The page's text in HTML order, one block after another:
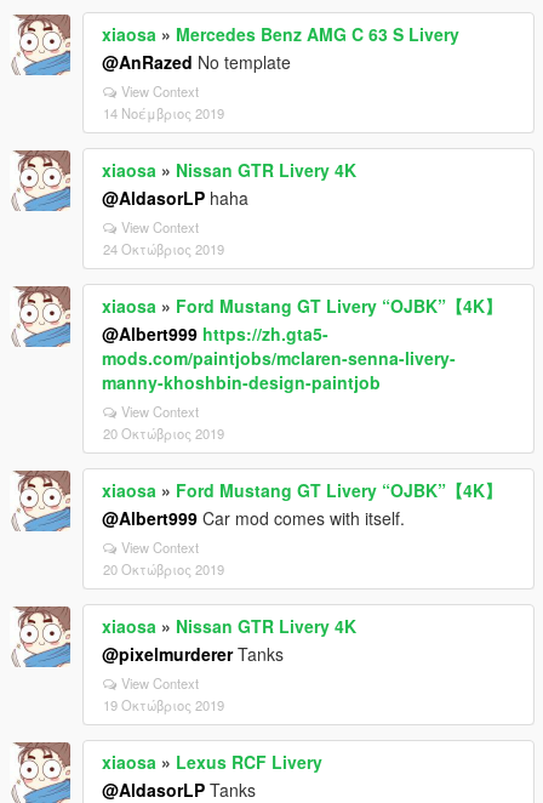
xiaosa » Mercedes Benz AMG C 63 S Livery
@AnRazed No template
View Context
14 Νοέμβριος 2019
xiaosa » Nissan GTR Livery 4K
@AldasorLP haha
View Context
24 Οκτώβριος 2019
xiaosa » Ford Mustang GT Livery “OJBK”【4K】
@Albert999 https://zh.gta5-
mods.com/paintjobs/mclaren-senna-livery-
manny-khoshbin-design-paintjob
View Context
20 Οκτώβριος 2019
xiaosa » Ford Mustang GT Livery “OJBK”【4K】
@Albert999 Car mod comes with itself.
View Context
20 Οκτώβριος 2019
xiaosa » Nissan GTR Livery 4K
@pixelmurdererTanks
View Context
19 Οκτώβριος 2019
xiaosa » Lexus RCF Livery
@AldasorLP Tanks